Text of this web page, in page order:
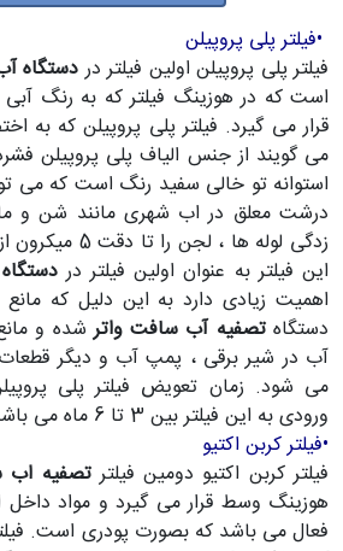
•فیلتر پلی پروپیلن
فیلتر پلی پروپیلن اولین فیلتر دردستگاه
است که در هوزینگ فیلتر که به رنگ
می گویند از جنس الیاف پلی پروپیلن
استوانه تو خالی سفید رنگ است که می
درشت معلق در اب شهری مانند شن و
زدگی لوله ها ،
این فیلتر به عنوان اولین فیلتر در
اهمیت زیادی دارد به این دلیل که
دستگاهتصفیه آب سافت واترشده و
آب در شیر برقی ، پمپ آب و دیگر
می شود. زمان تعویض فیلتر پلی
ورودی به این فیلتر بین 3 تا 6 ماه می باشد.
•فیلتر کربن اکتیو
فیلتر کربن اکتیو دومین فیلترتصفیه اب
هوزینگ وسط قرار می گیرد و مواد داخل
فعال می باشد که بصورت پودری است.